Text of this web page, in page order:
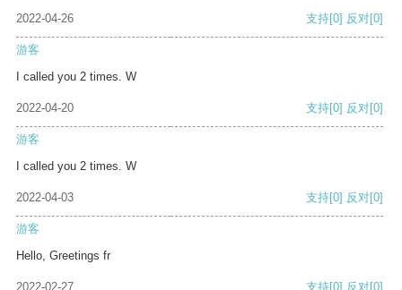
2022-04-26 支持[0] 反对[0]
游客
I called you 2 times. W
2022-04-20 支持[0] 反对[0]
游客
I called you 2 times. W
2022-04-03 支持[0] 反对[0]
游客
Hello, Greetings fr
2022-02-27 支持[0] 反对[0]